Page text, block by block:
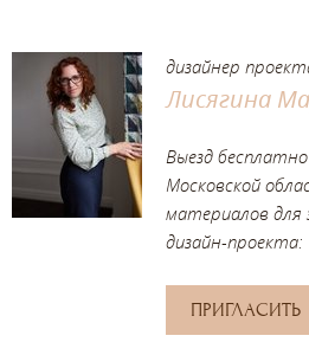
дизайнер
Лисягина
Выезд
Московской
материалов для
дизайн-проекта:
ПРИГЛАСИТЬ